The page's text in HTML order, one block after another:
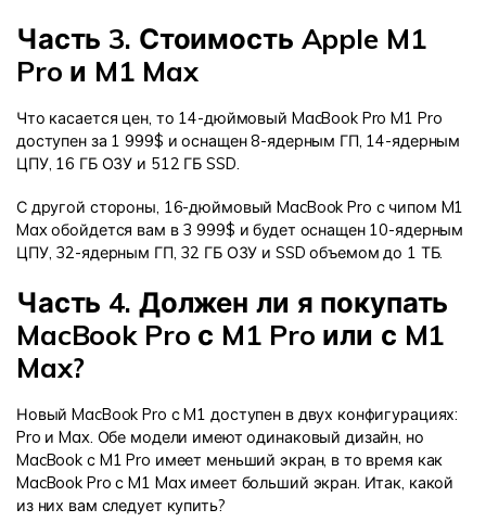
Часть 3. Стоимость Apple M1
Pro и M1 Max
Что касается цен, то 14-дюймовый MacBook Pro M1 Pro
доступен за 1 999$ и оснащен 8-ядерным ГП, 14-ядерным
ЦПУ, 16 ГБ ОЗУ и 512 ГБ SSD.
С другой стороны, 16-дюймовый MacBook Pro с чипом M1
Max обойдется вам в 3 999$ и будет оснащен 10-ядерным
ЦПУ, 32-ядерным ГП, 32 ГБ ОЗУ и SSD объемом до 1 ТБ.
Часть 4. Должен ли я покупать
MacBook Pro с M1 Pro или с M1
Max?
Новый MacBook Pro с M1 доступен в двух конфигурациях:
Pro и Max. Обе модели имеют одинаковый дизайн, но
MacBook с M1 Pro имеет меньший экран, в то время как
MacBook Pro с M1 Max имеет больший экран. Итак, какой
из них вам следует купить?